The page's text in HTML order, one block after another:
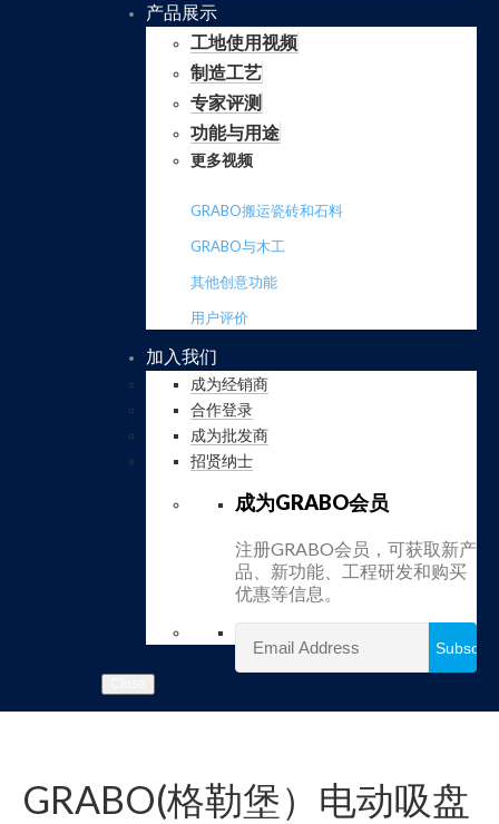
产品展示
工地使用视频
制造工艺
专家评测
功能与用途
更多视频
GRABO搬运瓷砖和石料
GRABO与木工
其他创意功能
用户评价
加入我们
成为经销商
合作登录
成为批发商
招贤纳士
成为GRABO会员
注册GRABO会员，可获取新产
品、新功能、工程研发和购买
优惠等信息。
GRABO(格勒堡）电动吸盘